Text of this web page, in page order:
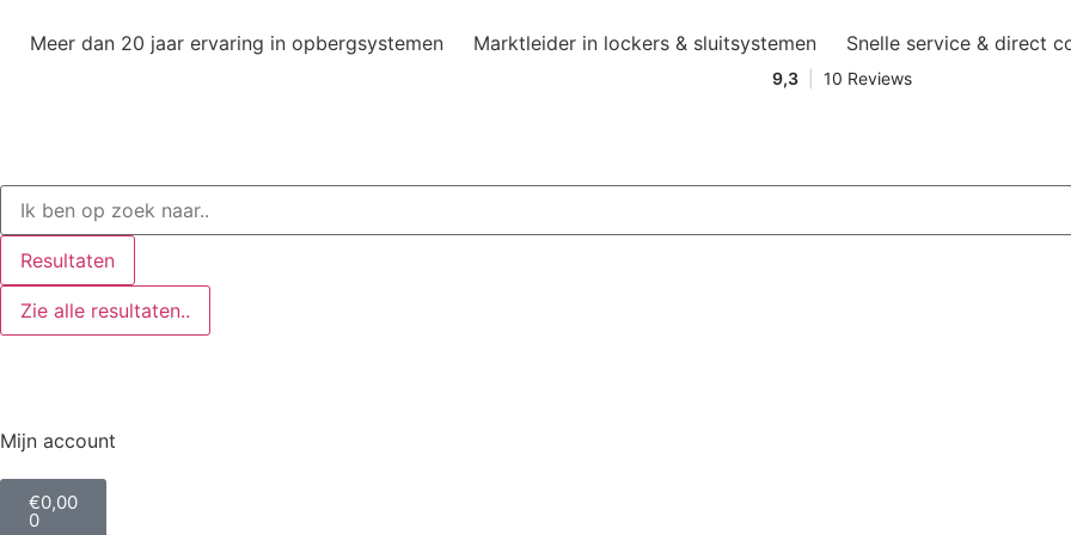
Meer dan 20 jaar ervaring in opbergsystemen Marktleider in lockers & sluitsystemen Snelle service & direct
Resultaten
Zie alle resultaten..
Mijn account
€0,00
0